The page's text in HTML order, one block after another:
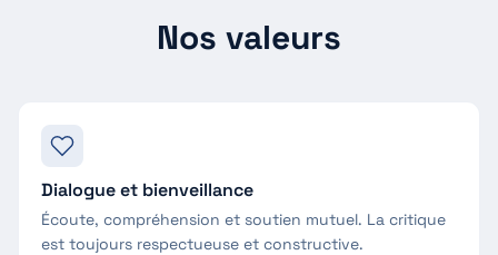
Nos valeurs
Dialogue et bienveillance
Écoute, compréhension et soutien mutuel. La critique
est toujours respectueuse et constructive.